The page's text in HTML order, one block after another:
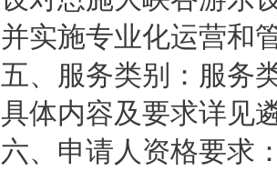
并实施专业化运营和
五、服务类别：服务
具体内容及要求详见
六、申请人资格要求